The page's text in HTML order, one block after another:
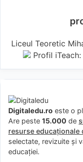
Liceul Teoretic
Profil iTeach:
Digitaledu.ro este o
Are peste 15.000 de
resurse educaționale
selectate, revizuite și
educației.